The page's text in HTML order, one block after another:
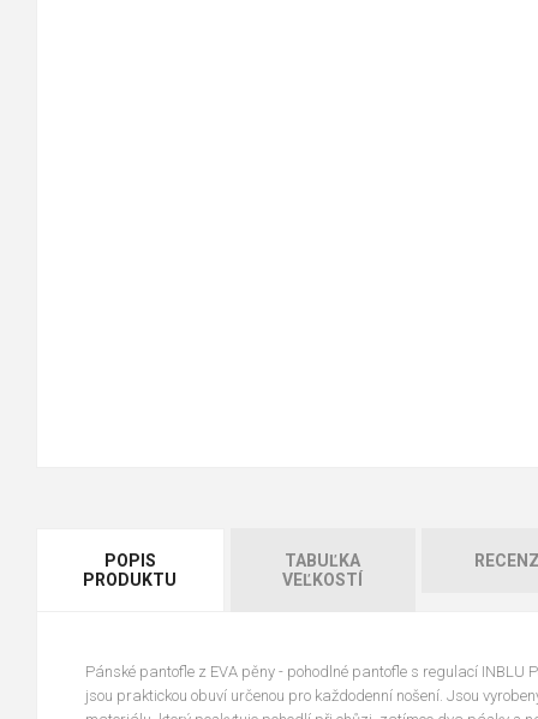
POPIS
PRODUKTU
TABUĽKA
VEĽKOSTÍ
Pánské pantofle z EVA pěny - pohodlné pantofle s regulací INBLU
jsou praktickou obuví určenou pro každodenní nošení. Jsou